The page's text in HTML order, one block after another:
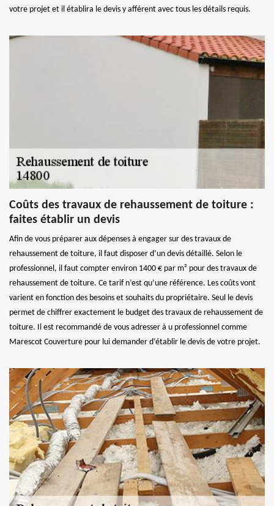
votre projet et il établira le devis y afférent avec tous les détails requis.
Coûts des travaux de rehaussement de toiture :
faites établir un devis
Afin de vous préparer aux dépenses à engager sur des travaux de
rehaussement de toiture, il faut disposer d’un devis détaillé. Selon le
professionnel, il faut compter environ 1400 € par m² pour des travaux de
rehaussement de toiture. Ce tarif n’est qu’une référence. Les coûts vont
varient en fonction des besoins et souhaits du propriétaire. Seul le devis
permet de chiffrer exactement le budget des travaux de rehaussement de
toiture. Il est recommandé de vous adresser à u professionnel comme
Marescot Couverture pour lui demander d’établir le devis de votre projet.